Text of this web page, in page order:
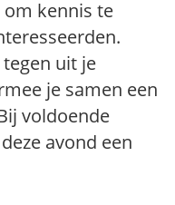
om kennis te
uit je
je samen een
voldoende
avond een